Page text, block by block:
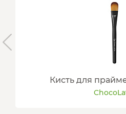
Кисть для